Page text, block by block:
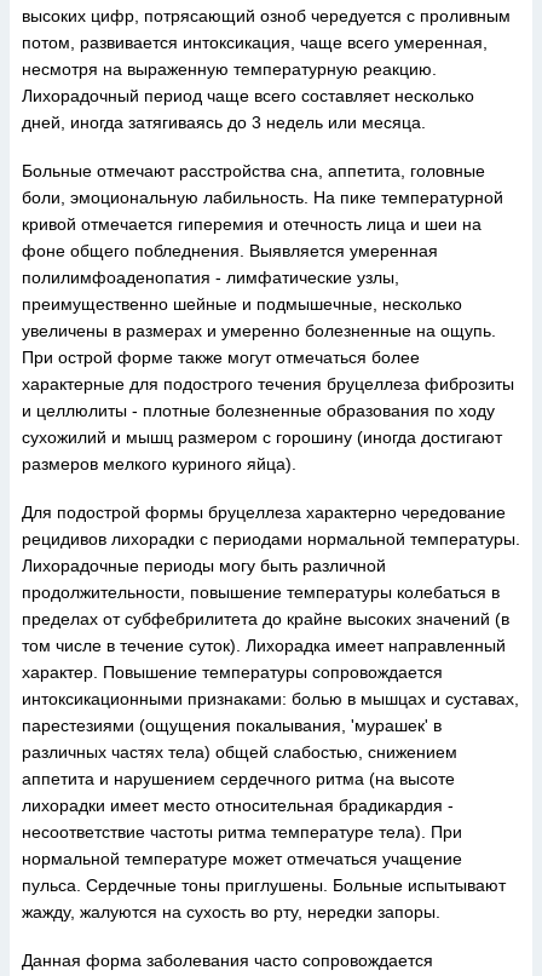
высоких цифр, потрясающий озноб чередуется с проливным
потом, развивается интоксикация, чаще всего умеренная,
несмотря на выраженную температурную реакцию.
Лихорадочный период чаще всего составляет несколько
дней, иногда затягиваясь до 3 недель или месяца.
Больные отмечают расстройства сна, аппетита, головные
боли, эмоциональную лабильность. На пике температурной
кривой отмечается гиперемия и отечность лица и шеи на
фоне общего побледнения. Выявляется умеренная
полилимфоаденопатия - лимфатические узлы,
преимущественно шейные и подмышечные, несколько
увеличены в размерах и умеренно болезненные на ощупь.
При острой форме также могут отмечаться более
характерные для подострого течения бруцеллеза фиброзиты
и целлюлиты - плотные болезненные образования по ходу
сухожилий и мышц размером с горошину (иногда достигают
размеров мелкого куриного яйца).
Для подострой формы бруцеллеза характерно чередование
рецидивов лихорадки с периодами нормальной температуры.
Лихорадочные периоды могу быть различной
продолжительности, повышение температуры колебаться в
пределах от субфебрилитета до крайне высоких значений (в
том числе в течение суток). Лихорадка имеет направленный
характер. Повышение температуры сопровождается
интоксикационными признаками: болью в мышцах и суставах,
парестезиями (ощущения покалывания, 'мурашек' в
различных частях тела) общей слабостью, снижением
аппетита и нарушением сердечного ритма (на высоте
лихорадки имеет место относительная брадикардия -
несоответствие частоты ритма температуре тела). При
нормальной температуре может отмечаться учащение
пульса. Сердечные тоны приглушены. Больные испытывают
жажду, жалуются на сухость во рту, нередки запоры.
Данная форма заболевания часто сопровождается